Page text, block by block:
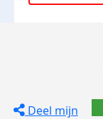
Deel mijn